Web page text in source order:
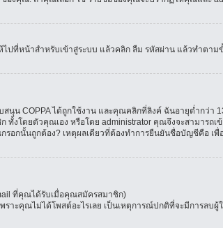
ปที่หน้าสำหรับเข้าสู่ระบบ แล้วคลิก ลืม รหัสผ่าน แล้วทำตาม
สนุน COPPA ได้ถูกใช้งาน และคุณคลิกที่ลิงค์ ฉันอายุต่ำ
งโดยตัวคุณเอง หรือโดย administrator คุณจึงจะสามาร
กนั้นถูกต้อง? เหตุผลเดียวที่ต้องทำการยืนยันชื่อบัญชีคือ เ
ที่คุณได้รับเมื่อคุณสมัครสมาชิก)
าะคุณไม่ได้โพสต์อะไรเลย เป็นเหตุการณ์ปกติที่จะมีการล